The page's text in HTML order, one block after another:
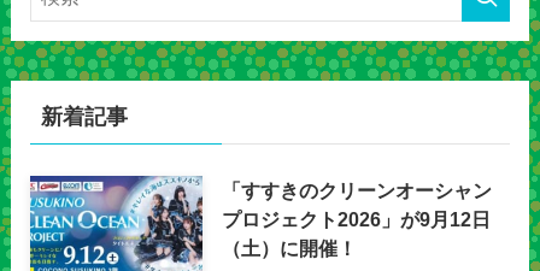
新着記事
「すすきのクリーンオーシャン
プロジェクト2026」が9月12日
（土）に開催！